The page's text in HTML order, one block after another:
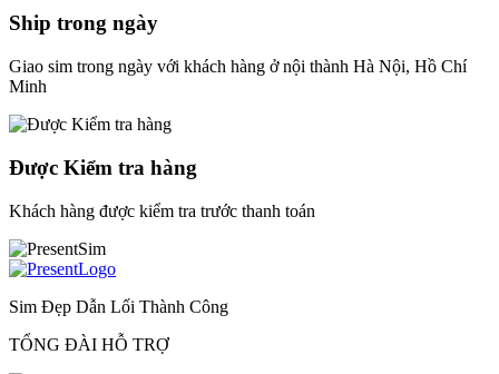
Ship trong ngày
Giao sim trong ngày với khách hàng ở nội thành Hà Nội, Hồ Chí
Minh
Được Kiểm tra hàng
Khách hàng được kiểm tra trước thanh toán
Sim Đẹp Dẫn Lối Thành Công
TỔNG ĐÀI HỖ TRỢ